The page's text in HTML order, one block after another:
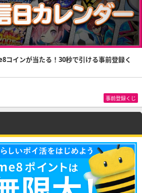
コインが当たる！30秒で引ける事前登録く
事前登録くじ